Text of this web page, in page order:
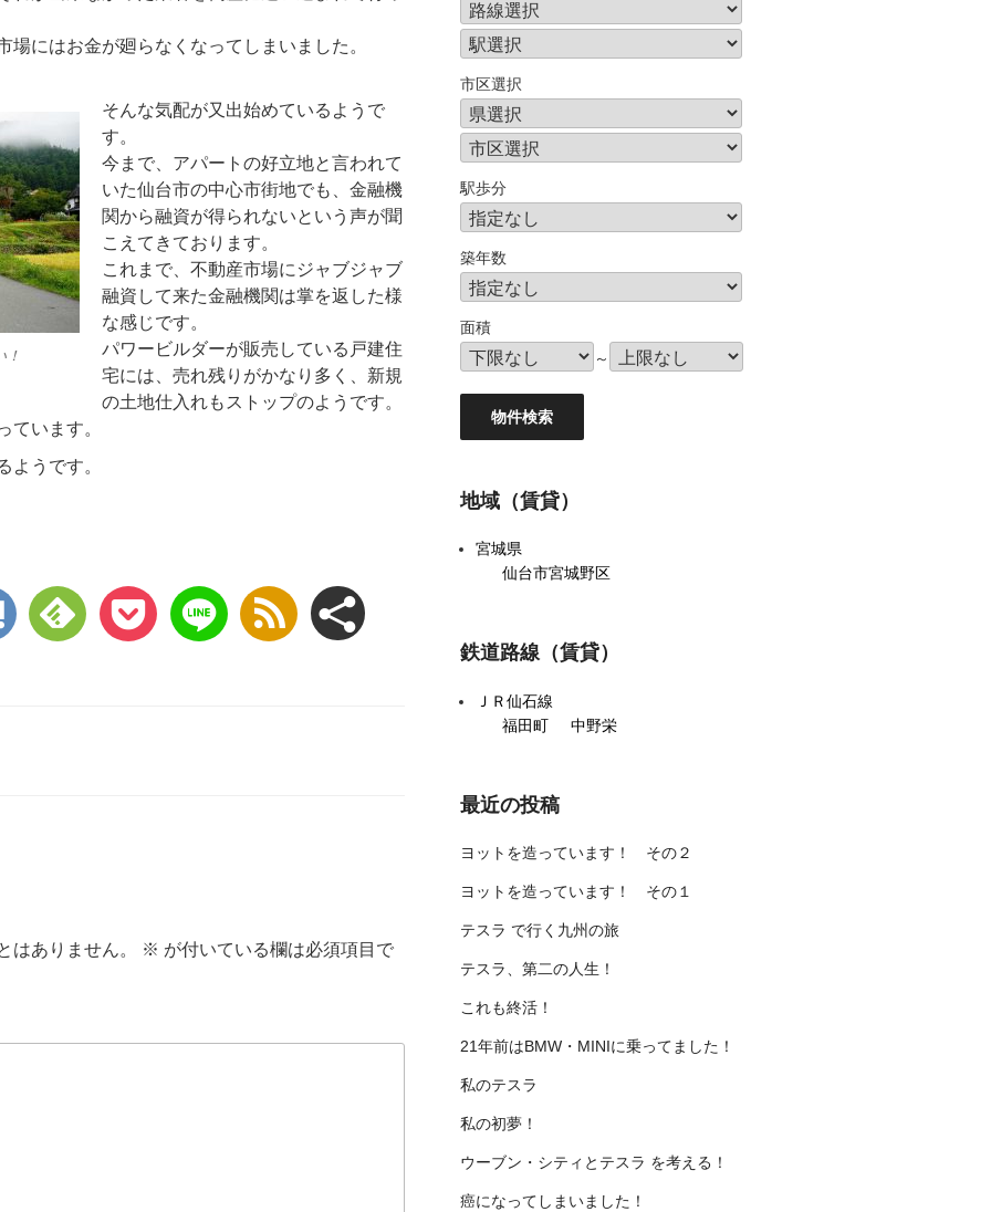
場にはお金が廻らなくなってしまいました。
！
そんな気配が又出始めているようで
す。
今まで、アパートの好立地と言われて
いた仙台市の中心市街地でも、金融機
関から融資が得られないという声が聞
こえてきております。
これまで、不動産市場にジャブジャブ
融資して来た金融機関は掌を返した様
な感じです。
パワービルダーが販売している戸建住
宅には、売れ残りがかなり多く、新規
の土地仕入れもストップのようです。
ています。
ようです。
はありません。 ※ が付いている欄は必須項目で
市区選択
駅歩分
築年数
面積
～
地域（賃貸）
宮城県
仙台市宮城野区
鉄道路線（賃貸）
ＪＲ仙石線
福田町
中野栄
最近の投稿
ヨットを造っています！ その２
ヨットを造っています！ その１
テスラ で行く九州の旅
テスラ、第二の人生！
これも終活！
21年前はBMW・MINIに乗ってました！
私のテスラ
私の初夢！
ウーブン・シティとテスラ を考える！
癌になってしまいました！